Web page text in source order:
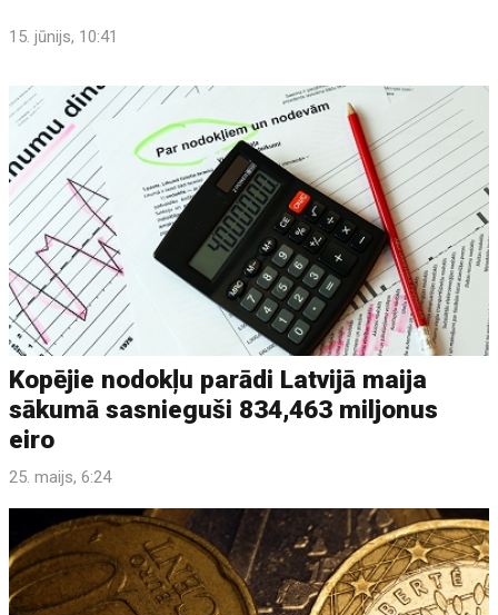
15. jūnijs, 10:41
Kopējie nodokļu parādi Latvijā maija
sākumā sasnieguši 834,463 miljonus
eiro
25. maijs, 6:24